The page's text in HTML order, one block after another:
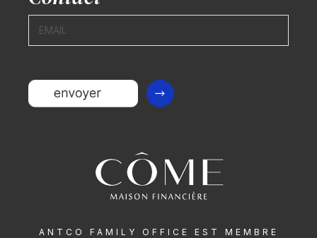
ANTCO FAMILY OFFICE EST MEMBRE